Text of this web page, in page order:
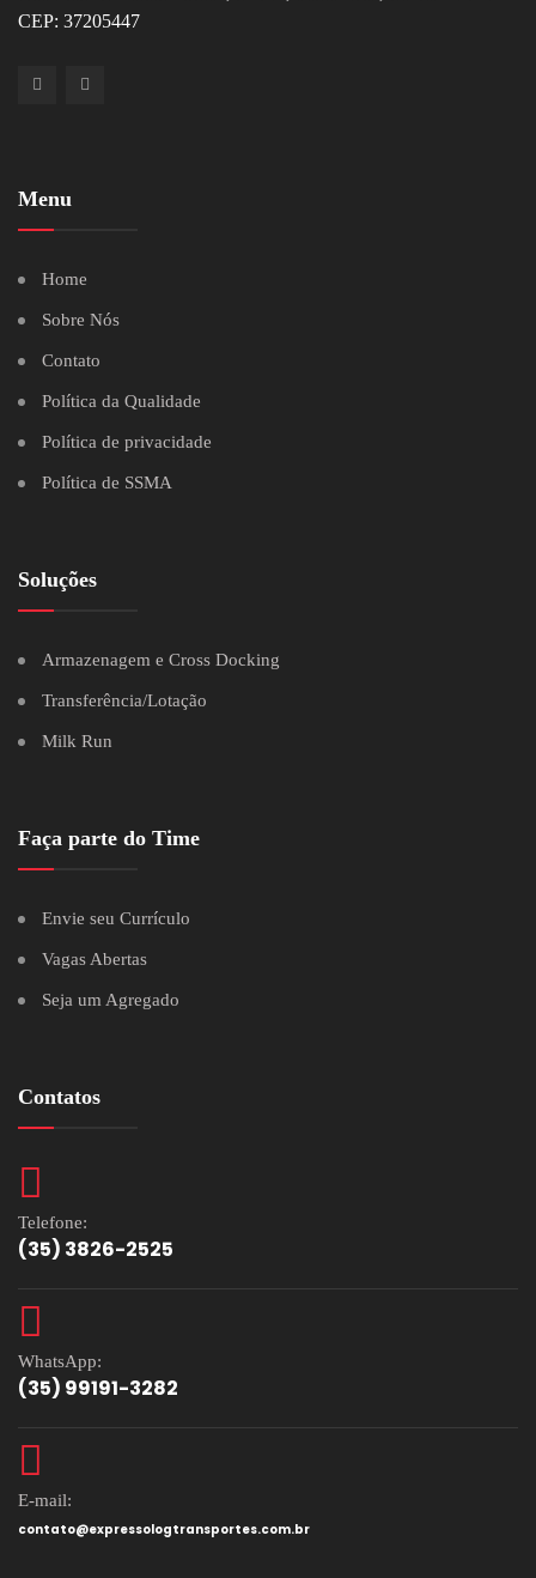
CEP: 37205447
Menu
Home
Sobre Nós
Contato
Política da Qualidade
Política de privacidade
Política de SSMA
Soluções
Armazenagem e Cross Docking
Transferência/Lotação
Milk Run
Faça parte do Time
Envie seu Currículo
Vagas Abertas
Seja um Agregado
Contatos
Telefone:
(35) 3826-2525
WhatsApp:
(35) 99191-3282
E-mail:
contato@expressologtransportes.com.br